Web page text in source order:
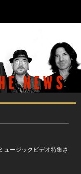
ュージックビデオ特集さ